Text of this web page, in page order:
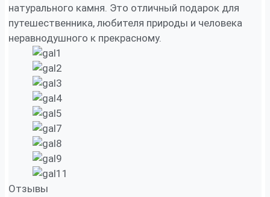
натурального камня. Это отличный подарок для
путешественника, любителя природы и человека
неравнодушного к прекрасному.
Отзывы